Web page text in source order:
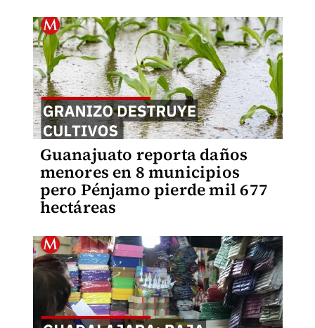
Guanajuato reporta daños
menores en 8 municipios
pero Pénjamo pierde mil 677
hectáreas